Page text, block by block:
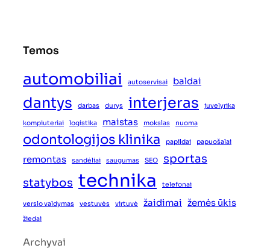
Temos
automobiliai autoservisai baldai
dantys darbas durys interjeras juvelyrika
kompiuteriai logistika maistas mokslas nuoma
odontologijos klinika papildai papuošalai
remontas sandėliai saugumas SEO
sportas
statybos technika telefonai
verslo valdymas vestuvės virtuvė žaidimai žemės ūkis
žiedai
Archyvai